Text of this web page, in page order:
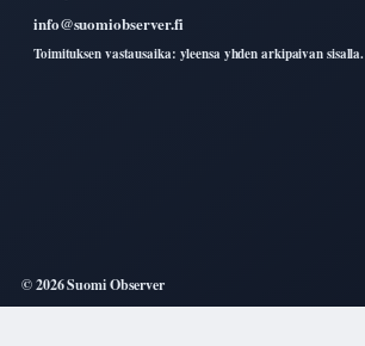
info@suomiobserver.fi
Toimituksen vastausaika: yleensa yhden arkipaivan sisalla.
© 2026 Suomi Observer